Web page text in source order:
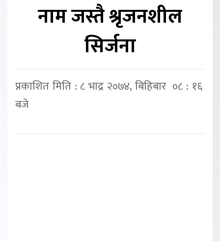
नाम जस्तै श्रृजनशील
सिर्जना
प्रकाशित मिति : ८ भाद्र २०७४, बिहिबार ०८ : १६
बजे